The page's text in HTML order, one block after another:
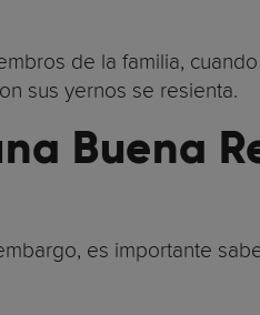
de la familia,
sus yernos se resienta.
Buena
es importante